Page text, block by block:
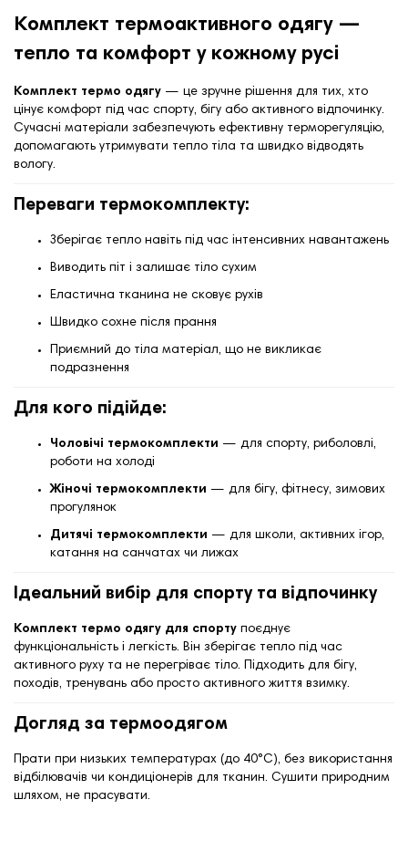
Комплект термоактивного одягу —
тепло та комфорт у кожному русі
Комплект термо одягу — це зручне рішення для тих, хто
цінує комфорт під час спорту, бігу або активного відпочинку.
Сучасні матеріали забезпечують ефективну терморегуляцію,
допомагають утримувати тепло тіла та швидко відводять
вологу.
Переваги термокомплекту:
Зберігає тепло навіть під час інтенсивних навантажень
Виводить піт і залишає тіло сухим
Еластична тканина не сковує рухів
Швидко сохне після прання
Приємний до тіла матеріал, що не викликає
подразнення
Для кого підійде:
Чоловічі термокомплекти — для спорту, риболовлі,
роботи на холоді
Жіночі термокомплекти — для бігу, фітнесу, зимових
прогулянок
Дитячі термокомплекти — для школи, активних ігор,
катання на санчатах чи лижах
Ідеальний вибір для спорту та відпочинку
Комплект термо одягу для спорту поєднує
функціональність і легкість. Він зберігає тепло під час
активного руху та не перегріває тіло. Підходить для бігу,
походів, тренувань або просто активного життя взимку.
Догляд за термоодягом
Прати при низьких температурах (до 40°C), без використання
відбілювачів чи кондиціонерів для тканин. Сушити природним
шляхом, не прасувати.